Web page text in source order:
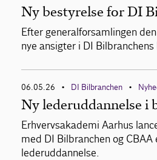
Ny bestyrelse for DI
Efter generalforsamlingen
nye ansigter i DI
06.05.26 • DI Bilbranchen •
Ny lederuddannelse i
Erhvervsakademi Aarhus
med DI Bilbranchen og CBAA
lederuddannelse.